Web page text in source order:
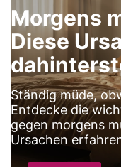
Morgens
Diese
Ständig müde,
Entdecke die
gegen morgens
Ursachen